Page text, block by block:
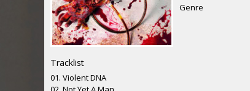
Genre
Tracklist
01. Violent DNA